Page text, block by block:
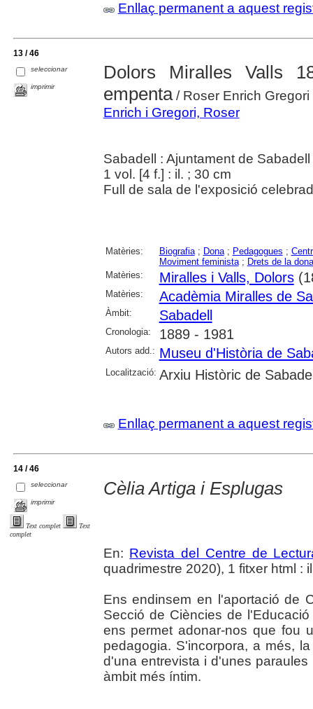
Enllaç permanent a aquest
13 / 46
seleccionar
imprimir
Dolors Miralles Valls
empenta/ Roser Enrich Gregori
Enrich i Gregori, Roser
Sabadell : Ajuntament de
1 vol. [4 f.] : il. ; 30 cm
Full de sala de l'exposició
Matèries: Biografia; Dona; Pedagogues ;
Moviment feminista; Drets de la dona
Matèries:
Miralles i Valls, Dolors
Matèries: Acadèmia Miralles de
Àmbit: Sabadell
Cronologia: 1889 - 1981
Autors add.: Museu d'Història de
Localització: Arxiu Històric de
Enllaç permanent a aquest
14 / 46
seleccionar
imprimir
Text complet
Text
complet
Cèlia Artiga i Esplugas
En: Revista del Centre de
quadrimestre 2020), 1 fitxer html :
Ens endinsem en l'aportació de
Secció de Ciències de
ens permet adonar-nos que fou
pedagogia. S'incorpora, a més,
d'una entrevista i d'unes
àmbit més íntim.